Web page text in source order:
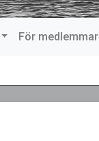
För medlemmar